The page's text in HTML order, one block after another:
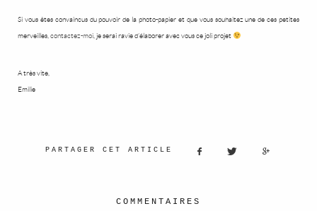
Si vous êtes convaincus du pouvoir de la photo-papier et que vous souhaitez une de ces petites
merveilles, contactez-moi , je serai ravie d’élaborer avec vous ce joli projet
A très vite,
Emilie
PARTAGER CET ARTICLE
COMMENTAIRES